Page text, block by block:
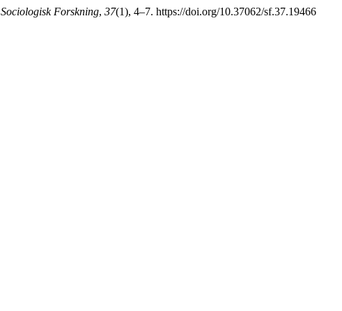
Sociologisk Forskning, 37(1), 4–7. https://doi.org/10.37062/sf.37.19466